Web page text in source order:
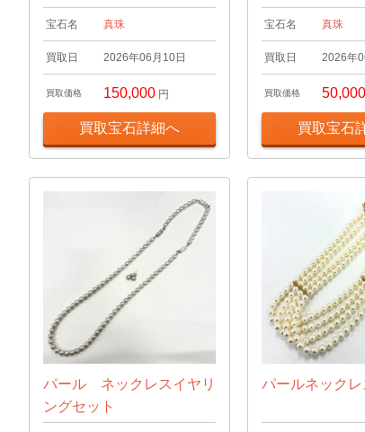
宝石名 真珠
買取日 2026年06月10日
買取価格 150,000 円
買取宝石詳細へ
宝石名 真珠
買取日 2026年
買取価格 50,000
買取宝石
パール ネックレスイヤリ
ングセット
パールネックレ